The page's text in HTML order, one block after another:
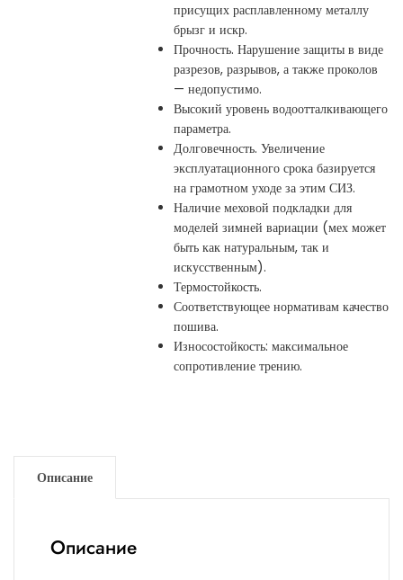
присущих расплавленному металлу
брызг и искр.
Прочность. Нарушение защиты в виде
разрезов, разрывов, а также проколов
— недопустимо.
Высокий уровень водоотталкивающего
параметра.
Долговечность. Увеличение
эксплуатационного срока базируется
на грамотном уходе за этим СИЗ.
Наличие меховой подкладки для
моделей зимней вариации (мех может
быть как натуральным, так и
искусственным).
Термостойкость.
Соответствующее нормативам качество
пошива.
Износостойкость: максимальное
сопротивление трению.
Описание
Описание